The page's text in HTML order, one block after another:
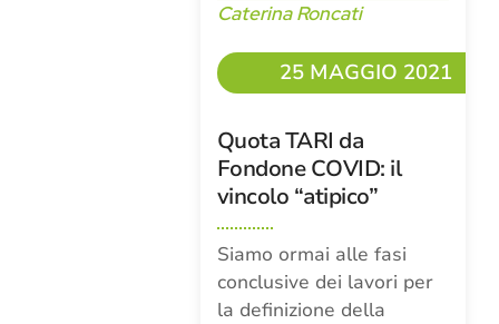
Caterina Roncati
25 MAGGIO 2021
Quota TARI da
Fondone COVID: il
vincolo “atipico”
Siamo ormai alle fasi
conclusive dei lavori per
la definizione della